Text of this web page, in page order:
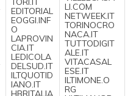
EDITORIAL
EOGGI.INF
O
LAPROVIN
CIA.IT
LEDICOLA
DELSUD.IT
ILTQUOTID
IANO.IT
HBRITALIA
LI.COM
NETWEEK.IT
TORINOCRO
NACA.IT
TUTTODIGIT
ALE.IT
VITACASAL
ESE.IT
ILTIMONE.O
RG